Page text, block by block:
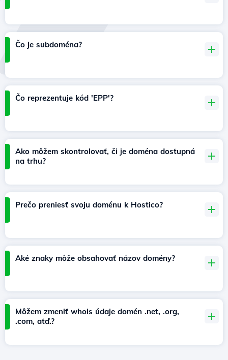
Čo je subdoména?
Čo reprezentuje kód 'EPP'?
Ako môžem skontrolovať, či je doména dostupná
na trhu?
Prečo preniesť svoju doménu k Hostico?
Aké znaky môže obsahovať názov domény?
Môžem zmeniť whois údaje domén .net, .org,
.com, atď.?